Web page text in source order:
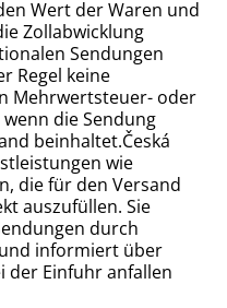
Wert der Waren und
Zollabwicklung
Sendungen
Regel keine
Mehrwertsteuer- oder
die Sendung
beinhaltet.Česká
wie
die für den Versand
auszufüllen. Sie
durch
informiert über
der Einfuhr anfallen